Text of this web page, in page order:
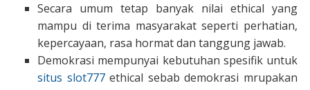
Secara umum tetap banyak nilai ethical yang
mampu di terima masyarakat seperti perhatian,
kepercayaan, rasa hormat dan tanggung jawab.
Demokrasi mempunyai kebutuhan spesifik untuk
situs slot777ethical sebab demokrasi mrupakan